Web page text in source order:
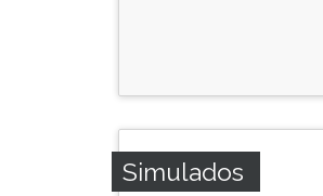
Simulados